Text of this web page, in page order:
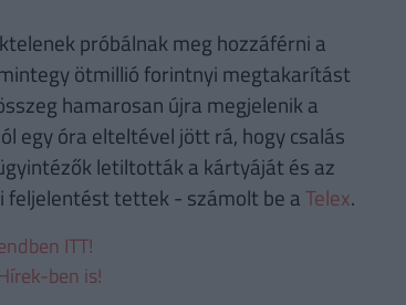
próbálnak meg hozzáférni a
ötmillió forintnyi megtakarítást
hamarosan újra megjelenik a
egy óra elteltével jött rá, hogy csalás
letiltották a kártyáját és az
feljelentést tettek - számolt be aTelex.
ITT!
ben is!